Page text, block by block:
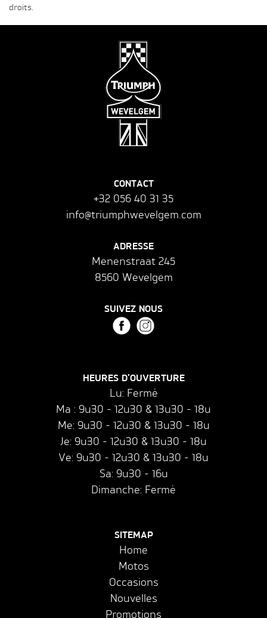
droits.
CONTACT
+32 056 40 31 35
info@triumphwevelgem.com
ADRESSE
Menenstraat 245
8560 Wevelgem
SUIVEZ NOUS
HEURES D'OUVERTURE
Lu: Fermé
Ma : 9u30 - 12u30 & 13u30 - 18u
Me: 9u30 - 12u30 & 13u30 - 18u
Je: 9u30 - 12u30 & 13u30 - 18u
Ve: 9u30 - 12u30 & 13u30 - 18u
Sa: 9u30 - 16u
Dimanche: Fermé
SITEMAP
Home
Motos
Occasions
Nouvelles
Promotions